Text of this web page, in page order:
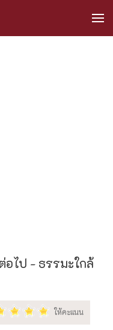
อไป - ธรรมะใกล้